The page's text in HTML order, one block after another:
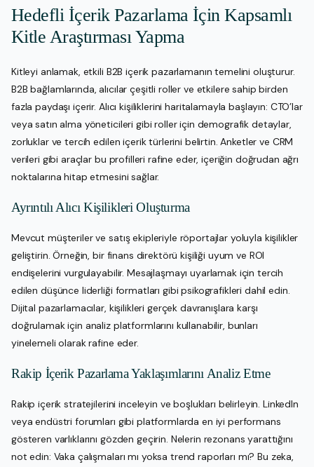
Hedefli İçerik Pazarlama İçin Kapsamlı
Kitle Araştırması Yapma
Kitleyi anlamak, etkili B2B içerik pazarlamanın temelini oluşturur.
B2B bağlamlarında, alıcılar çeşitli roller ve etkilere sahip birden
fazla paydaşı içerir. Alıcı kişiliklerini haritalamayla başlayın: CTO’lar
veya satın alma yöneticileri gibi roller için demografik detaylar,
zorluklar ve tercih edilen içerik türlerini belirtin. Anketler ve CRM
verileri gibi araçlar bu profilleri rafine eder, içeriğin doğrudan ağrı
noktalarına hitap etmesini sağlar.
Ayrıntılı Alıcı Kişilikleri Oluşturma
Mevcut müşteriler ve satış ekipleriyle röportajlar yoluyla kişilikler
geliştirin. Örneğin, bir finans direktörü kişiliği uyum ve ROI
endişelerini vurgulayabilir. Mesajlaşmayı uyarlamak için tercih
edilen düşünce liderliği formatları gibi psikografikleri dahil edin.
Dijital pazarlamacılar, kişilikleri gerçek davranışlara karşı
doğrulamak için analiz platformlarını kullanabilir, bunları
yinelemeli olarak rafine eder.
Rakip İçerik Pazarlama Yaklaşımlarını Analiz Etme
Rakip içerik stratejilerini inceleyin ve boşlukları belirleyin. LinkedIn
veya endüstri forumları gibi platformlarda en iyi performans
gösteren varlıklarını gözden geçirin. Nelerin rezonans yarattığını
not edin: Vaka çalışmaları mı yoksa trend raporları mı? Bu zeka,